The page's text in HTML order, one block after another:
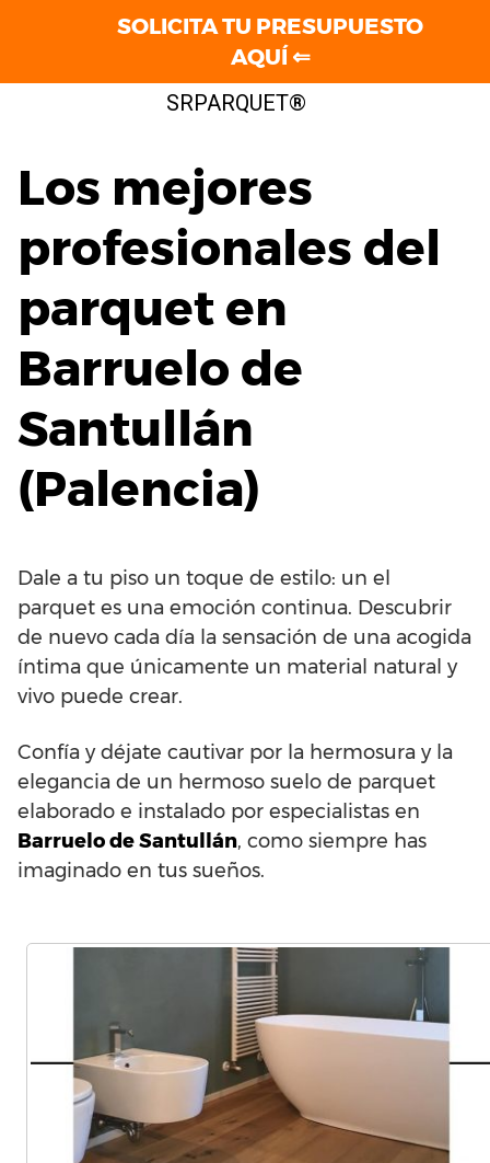
SRPARQUET®
Los mejores
profesionales del
parquet en
Barruelo de
Santullán
(Palencia)
Dale a tu piso un toque de estilo: un el
parquet es una emoción continua. Descubrir
de nuevo cada día la sensación de una acogida
íntima que únicamente un material natural y
vivo puede crear.
Confía y déjate cautivar por la hermosura y la
elegancia de un hermoso suelo de parquet
elaborado e instalado por especialistas en
Barruelo de Santullán, como siempre has
imaginado en tus sueños.
SOLICITA TU PRESUPUESTO
AQUÍ ⇐